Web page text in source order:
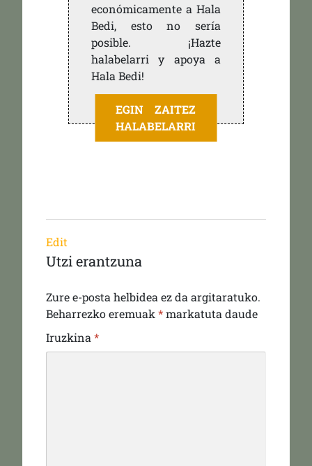
económicamente a Hala
Bedi, esto no sería
posible. ¡Hazte
halabelarri y apoya a
Hala Bedi!
EGIN ZAITEZ
HALABELARRI
Edit
Utzi erantzuna
Zure e-posta helbidea ez da argitaratuko.
Beharrezko eremuak *markatuta daude
Iruzkina *